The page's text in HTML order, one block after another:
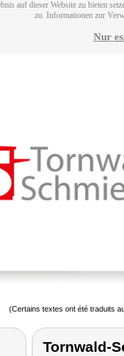
auf dieser Website zu bieten
zu. Informationen zur
Nur
(Certains textes ont été traduits
Tornwald-